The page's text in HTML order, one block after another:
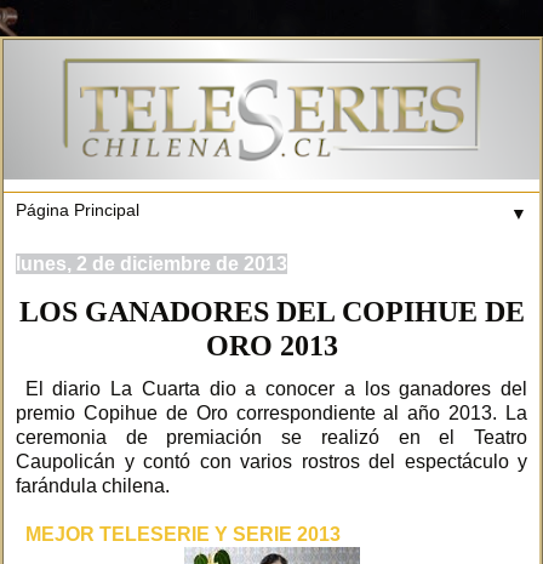
▼
lunes, 2 de diciembre de 2013
LOS GANADORES DEL COPIHUE DE
ORO 2013
El diario La Cuarta dio a conocer a los ganadores del
premio Copihue de Oro correspondiente al año 2013. La
ceremonia de premiación se realizó en el Teatro
Caupolicán y contó con varios rostros del espectáculo y
farándula chilena.
MEJOR TELESERIE Y SERIE 2013